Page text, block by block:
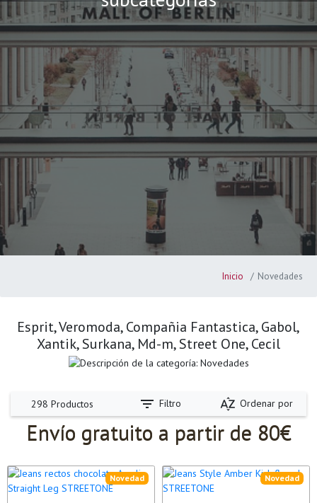
Inicio Novedades
Esprit, Veromoda, Compañia Fantastica, Gabol,
Xantik, Surkana, Md-m, Street One, Cecil
298 Productos filter_list Filtro sort_by_alpha Ordenar por
Envío gratuito a partir de 80€
Novedad Novedad